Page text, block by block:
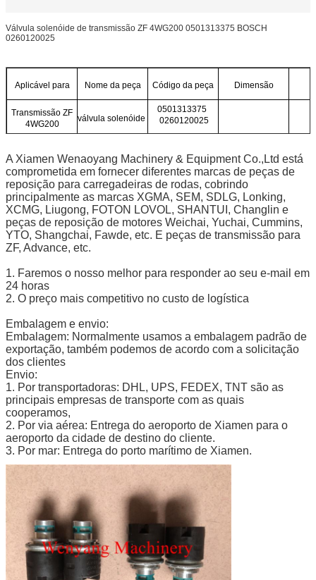
Válvula solenóide de transmissão ZF 4WG200 0501313375 BOSCH
0260120025
Aplicável para Nome da peça Código da peça Dimensão
Transmissão ZF
4WG200
válvula solenóide
0501313375
0260120025
A Xiamen Wenaoyang Machinery & Equipment Co.,Ltd está
comprometida em fornecer diferentes marcas de peças de
reposição para carregadeiras de rodas, cobrindo
principalmente as marcas XGMA, SEM, SDLG, Lonking,
XCMG, Liugong, FOTON LOVOL, SHANTUI, Changlin e
peças de reposição de motores Weichai, Yuchai, Cummins,
YTO, Shangchai, Fawde, etc. E peças de transmissão para
ZF, Advance, etc.
1. Faremos o nosso melhor para responder ao seu e-mail em
24 horas
2. O preço mais competitivo no custo de logística
Embalagem e envio:
Embalagem: Normalmente usamos a embalagem padrão de
exportação, também podemos de acordo com a solicitação
dos clientes
Envio:
1. Por transportadoras: DHL, UPS, FEDEX, TNT são as
principais empresas de transporte com as quais
cooperamos,
2. Por via aérea: Entrega do aeroporto de Xiamen para o
aeroporto da cidade de destino do cliente.
3. Por mar: Entrega do porto marítimo de Xiamen.